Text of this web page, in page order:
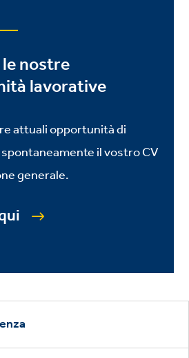
nostre
lavorative
attuali opportunità di
il vostro CV
generale.